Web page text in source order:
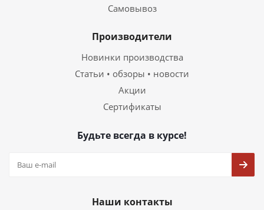
Самовывоз
Производители
Новинки производства
Статьи • обзоры • новости
Акции
Сертификаты
Будьте всегда в курсе!
Наши контакты